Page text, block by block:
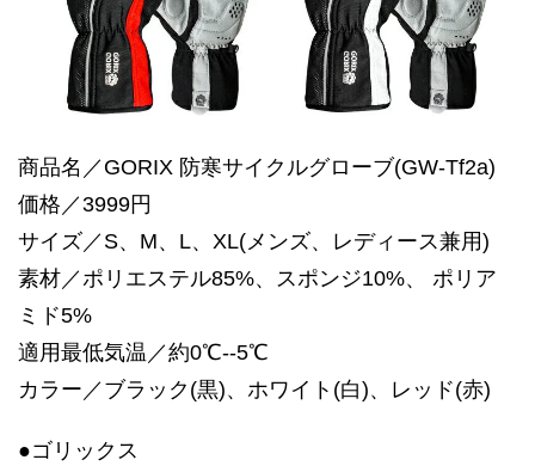
商品名／GORIX 防寒サイクルグローブ(GW-Tf2a)
価格／3999円
サイズ／S、M、L、XL(メンズ、レディース兼用)
素材／ポリエステル85%、スポンジ10%、 ポリア
ミド5%
適用最低気温／約0℃--5℃
カラー／ブラック(黒)、ホワイト(白)、レッド(赤)
●ゴリックス